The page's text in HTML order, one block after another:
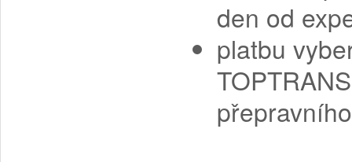
den od
platbu